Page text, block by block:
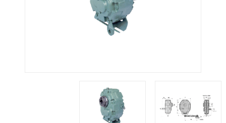
רצועות וי, רצועות תזמון וגלגלים
פיקוד ובקרה